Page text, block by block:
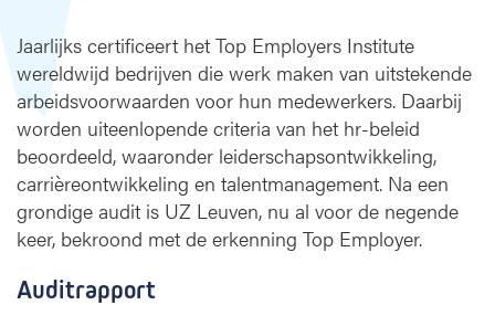
o
p
E
m
p
l
o
y
e
Jaarlijks certificeert het Top Employers Institute
wereldwijd bedrijven die werk maken van uitstekende
arbeidsvoorwaarden voor hun medewerkers. Daarbij
worden uiteenlopende criteria van het hr-beleid
beoordeeld, waaronder leiderschapsontwikkeling,
carrièreontwikkeling en talentmanagement. Na een
grondige audit is UZ Leuven, nu al voor de negende
keer, bekroond met de erkenning Top Employer.
Auditrapport